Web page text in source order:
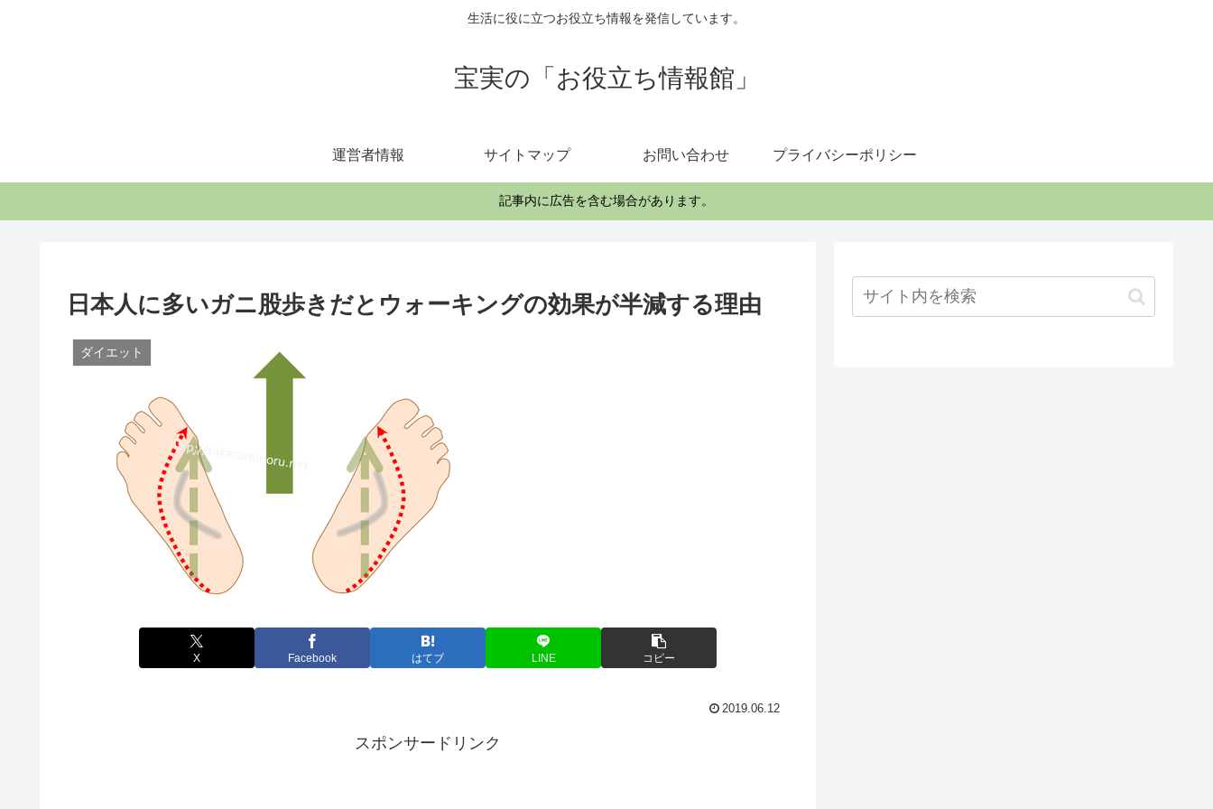
生活に役に立つお役立ち情報を発信しています。
宝実の「お役立ち情報館」
運営者情報 サイトマップ お問い合わせ プライバシーポリシー
記事内に広告を含む場合があります。
日本人に多いガニ股歩きだとウォーキングの効果が半減する理由
ダイエット
X Facebook はてブ LINE コピー
2019.06.12
スポンサードリンク